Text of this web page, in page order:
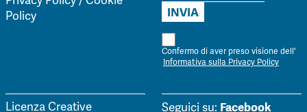
Policy
Confermo di aver preso visione dell'
Informativa sulla Privacy Policy
Licenza Creative Seguici su: Facebook